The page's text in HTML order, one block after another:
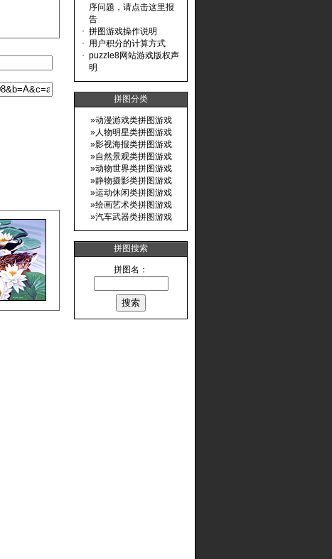
序问题，请点击这里报
告
· 拼图游戏操作说明
· 用户积分的计算方式
· puzzle8网站游戏版权声
明
拼图分类
»动漫游戏类拼图游戏
»人物明星类拼图游戏
»影视海报类拼图游戏
»自然景观类拼图游戏
»动物世界类拼图游戏
»静物摄影类拼图游戏
»运动休闲类拼图游戏
»绘画艺术类拼图游戏
»汽车武器类拼图游戏
拼图搜索
拼图名：